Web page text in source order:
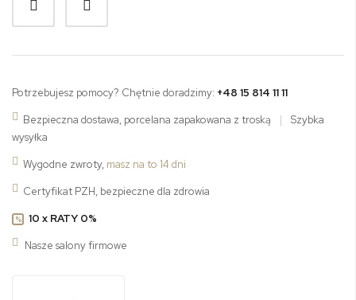
Potrzebujesz pomocy? Chętnie doradzimy: +48 15 814 11 11
Bezpieczna dostawa, porcelana zapakowana z troską
|
Szybka
wysyłka
Wygodne zwroty, masz na to 14 dni
Certyfikat PZH, bezpieczne dla zdrowia
%
10 x RATY 0%
Nasze salony firmowe